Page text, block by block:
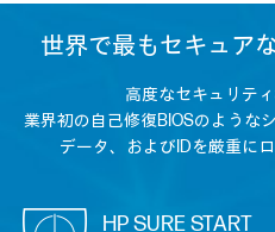
世界で最もセキュア
高度なセキュリテ
業界初の自己修復BIOSのような
データ、およびIDを厳重に
HP SURE START